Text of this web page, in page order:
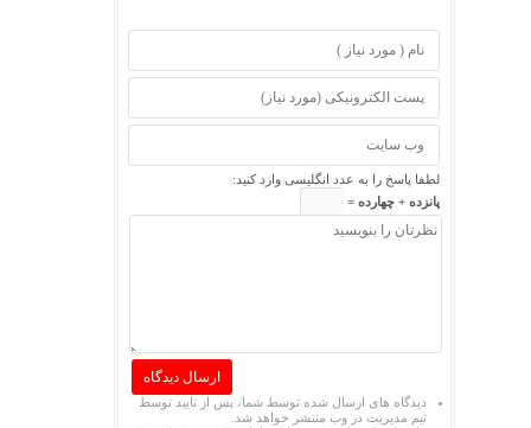
لطفا پاسخ را به عدد انگلیسی وارد کنید:
پانزده + چهارده =
دیدگاه های ارسال شده توسط شما، پس از تایید توسط
تیم مدیریت در وب منتشر خواهد شد.